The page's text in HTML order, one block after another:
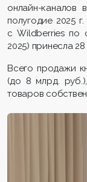
онлайн-каналов
полугодие 2025
с Wildberries по
2025) принесла
Всего продажи
(до 8 млрд.
товаров